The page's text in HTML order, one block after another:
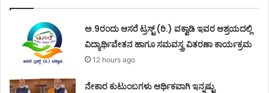
ಅ.9ರಂದು ಆಸರೆ ಟ್ರಸ್ಟ್ (ರಿ.) ವಕ್ವಾಡಿ ಇವರ ಆಶ್ರಯದಲ್ಲಿ
ವಿದ್ಯಾರ್ಥಿವೇತನ ಹಾಗೂ ಸಮವಸ್ತ್ರ ವಿತರಣಾ ಕಾರ್ಯಕ್ರಮ
12 hours ago
ನೇಕಾರ ಕುಟುಂಬಗಳು ಆರ್ಥಿಕವಾಗಿ ಇನ್ನಷ್ಟು